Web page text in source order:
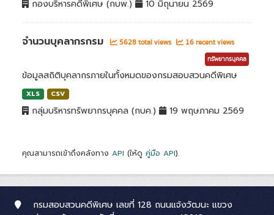
กองบริหารคดีพิเศษ (กบพ.) 10 มิถุนายน 2569
จำนวนบุคลากรกรม 5628 total views 16 recent views
ทรัพยากรบุคคล
ข้อมูลสถิติบุคลากรภายในทั้งหมดของกรมสอบสวนคดีพิเศษ
XLS CSV
กลุ่มบริหารทรัพยากรบุคคล (กบค.) 19 พฤษภาคม 2569
คุณสามารถเข้าถึงคลังทาง API (ให้ดู คู่มือ API).
กรมสอบสวนคดีพิเศษ เลขที่ 128 ถนนแจ้งวัฒนะ แขวง